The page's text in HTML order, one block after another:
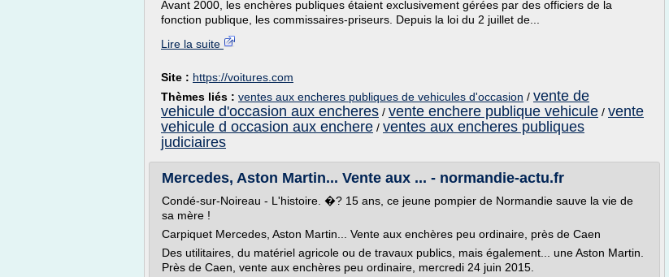
Avant 2000, les enchères publiques étaient exclusivement gérées par des officiers de la
fonction publique, les commissaires-priseurs. Depuis la loi du 2 juillet de...
Lire la suite
Site : https://voitures.com
Thèmes liés : ventes aux encheres publiques de vehicules d'occasion / vente de
vehicule d'occasion aux encheres / vente enchere publique vehicule / vente
vehicule d occasion aux enchere / ventes aux encheres publiques
judiciaires
Mercedes, Aston Martin... Vente aux ... - normandie-actu.fr
Condé-sur-Noireau - L'histoire. �? 15 ans, ce jeune pompier de Normandie sauve la vie de
sa mère !
Carpiquet Mercedes, Aston Martin... Vente aux enchères peu ordinaire, près de Caen
Des utilitaires, du matériel agricole ou de travaux publics, mais également... une Aston Martin.
Près de Caen, vente aux enchères peu ordinaire, mercredi 24 juin 2015.